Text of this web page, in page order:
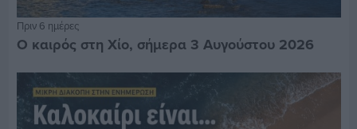
Πριν 6 ημέρες
Ο καιρός στη Χίο, σήμερα 3 Αυγούστου 2026